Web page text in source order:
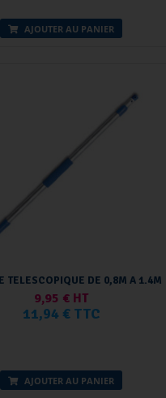
AJOUTER AU PANIER
TELESCOPIQUE DE 0,8M A 1.4M
9,95 € HT
11,94 € TTC
AJOUTER AU PANIER